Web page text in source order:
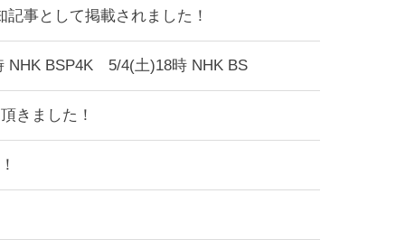
事として掲載されました！
NHK BSP4K 5/4(土)18時 NHK BS
きました！